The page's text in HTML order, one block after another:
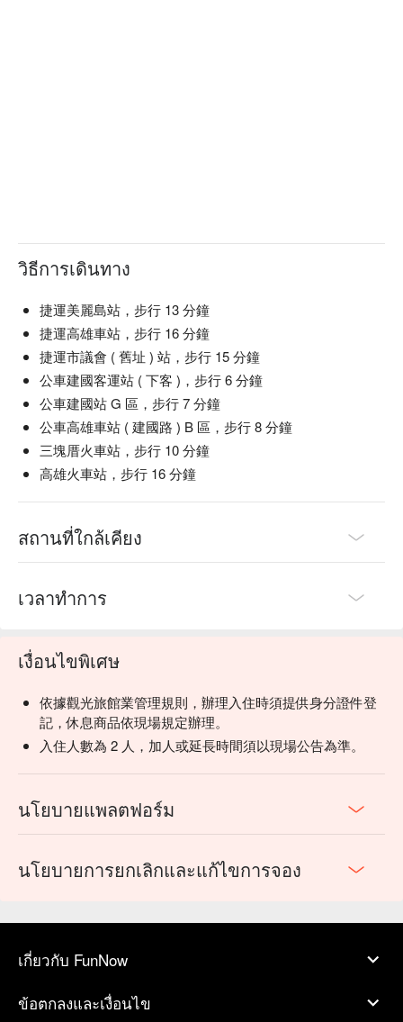
วิธีการเดินทาง
捷運美麗島站，步行 13 分鐘
捷運高雄車站，步行 16 分鐘
捷運市議會 ( 舊址 ) 站，步行 15 分鐘
公車建國客運站 ( 下客 )，步行 6 分鐘
公車建國站 G 區，步行 7 分鐘
公車高雄車站 ( 建國路 ) B 區，步行 8 分鐘
三塊厝火車站，步行 10 分鐘
高雄火車站，步行 16 分鐘
สถานที่ใกล้เคียง
เวลาทำการ
เงื่อนไขพิเศษ
依據觀光旅館業管理規則，辦理入住時須提供身分證件登
記，休息商品依現場規定辦理。
入住人數為 2 人，加人或延長時間須以現場公告為準。
นโยบายแพลตฟอร์ม
นโยบายการยกเลิกและแก้ไขการจอง
เกี่ยวกับ FunNow
ข้อตกลงและเงื่อนไข